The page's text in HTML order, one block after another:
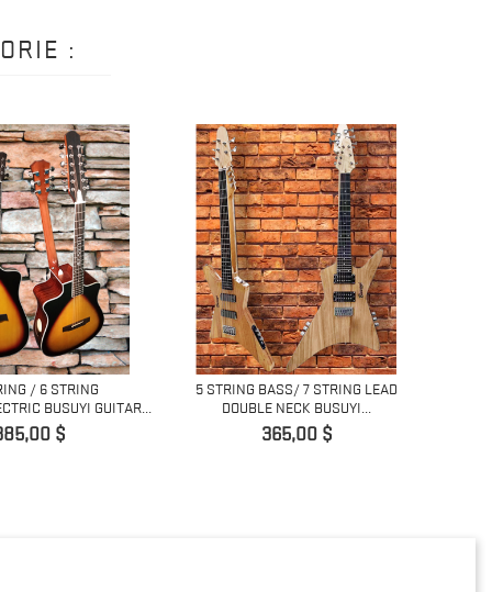
:
/ 6 STRING
BUSUYI GUITAR...
$
5 STRING BASS/ 7 STRING LEAD
DOUBLE NECK BUSUYI...
Prix
365,00 $